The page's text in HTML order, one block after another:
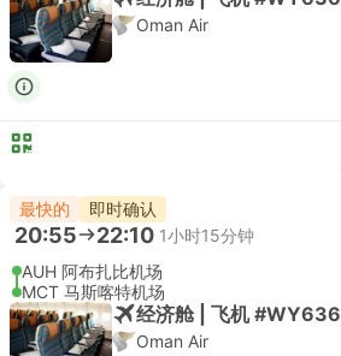
Oman Air
最快的 即时确认
20:55 22:10 1小时15分钟
AUH 阿布扎比机场
MCT 马斯喀特机场
经济舱 | 飞机 #WY636
Oman Air